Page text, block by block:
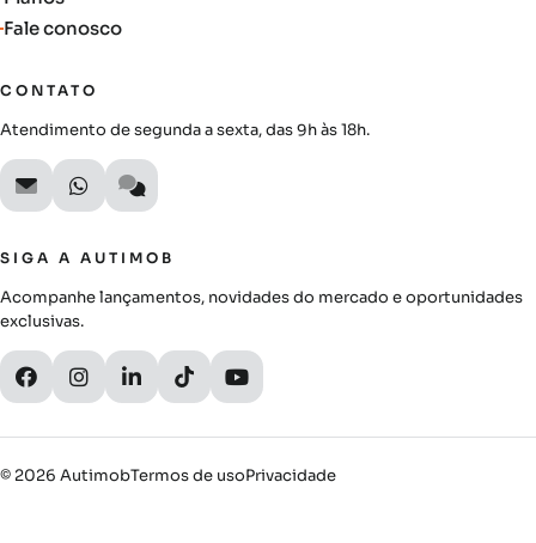
Fale conosco
CONTATO
Atendimento de segunda a sexta, das 9h às 18h.
SIGA A AUTIMOB
Acompanhe lançamentos, novidades do mercado e oportunidades
exclusivas.
© 2026 AutimobTermos de usoPrivacidade